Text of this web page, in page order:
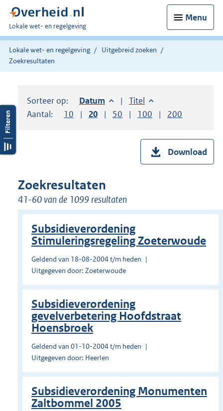
Menu
U
bent
hier:
Lokale wet- en regelgeving
Lokale wet- en regelgeving
Uitgebreid zoeken
Zoekresultaten
Sorteer op: Sorteer op:
Datum aflopendSorteer op:
Titel oplopend
Aantal:
Toon
10 resultaten per pagina
Toon
20 resultaten per pagina
Toon
50 resultaten per pagina
Toon
100 resultaten per
Toon
200
Download
Zoekresultaten
41-60 van de 1099 resultaten
Subsidieverordening
Stimuleringsregeling Zoeterwoude
Geldend van 18-08-2004 t/m heden
Uitgegeven door: Zoeterwoude
Subsidieverordening
gevelverbetering Hoofdstraat
Hoensbroek
Geldend van 01-10-2004 t/m heden
Uitgegeven door: Heerlen
Subsidieverordening Monumenten
Zaltbommel 2005